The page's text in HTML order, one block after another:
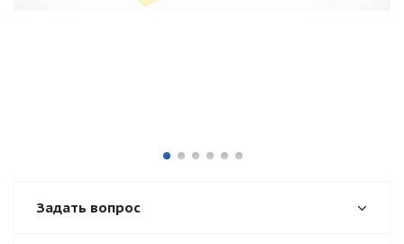
Задать вопрос